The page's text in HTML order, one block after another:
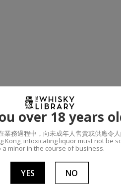
over 18 years
業務過程中，向未成年人售賣或供應令人
Kong, intoxicating liquor must not be
a minor in the course of business.
YES NO